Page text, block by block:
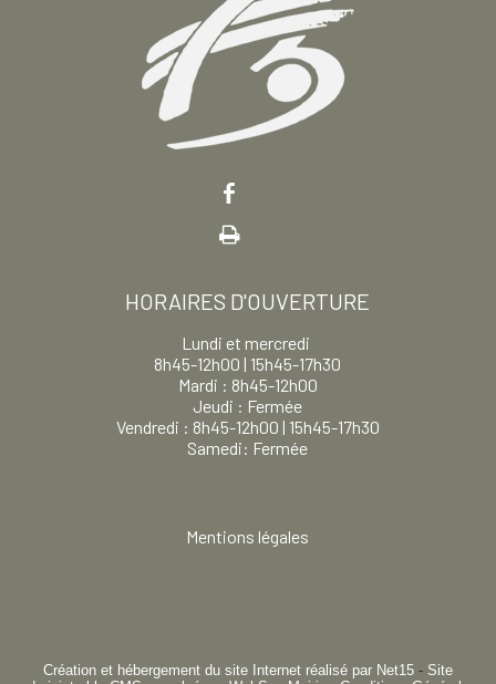
HORAIRES D'OUVERTURE
Lundi et mercredi
8h45-12h00 | 15h45-17h30
Mardi : 8h45-12h00
Jeudi : Fermée
Vendredi : 8h45-12h00 | 15h45-17h30
Samedi: Fermée
Mentions légales
Création et hébergement du site Internet réalisé par Net15 - Site